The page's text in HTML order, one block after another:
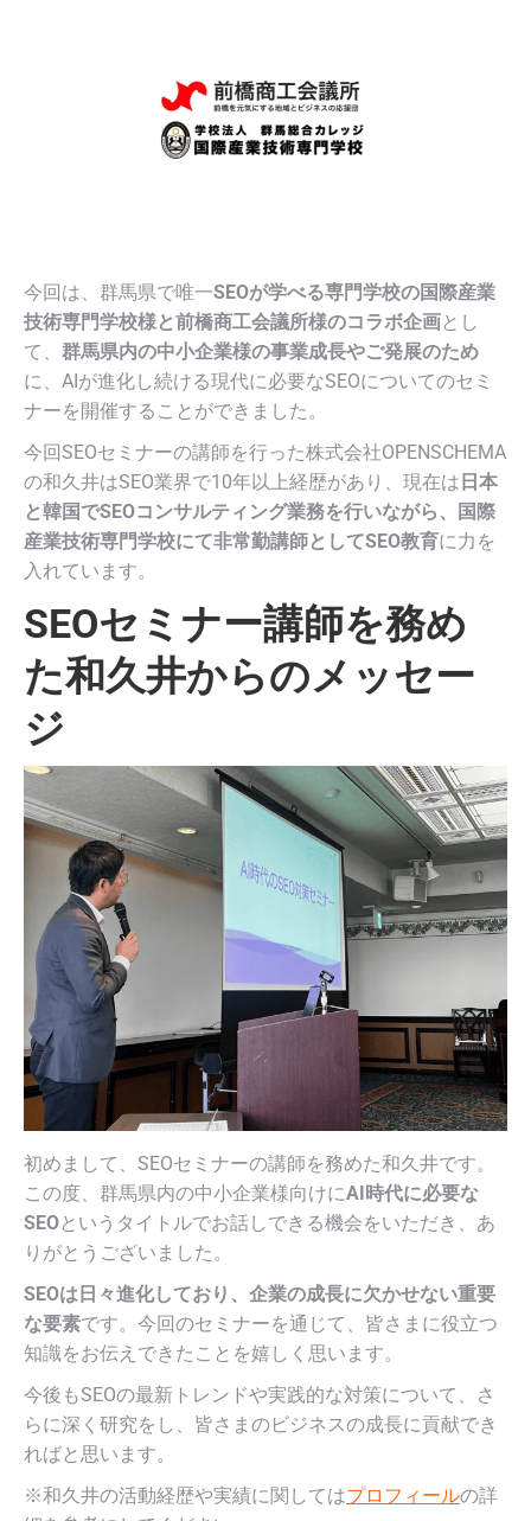
今回は、群馬県で唯一SEOが学べる専門学校の国際産業
技術専門学校様と前橋商工会議所様のコラボ企画とし
て、 群馬県内の中小企業様の事業成長やご発展のため
に、AIが進化し続ける現代に必要なSEOについてのセミ
ナーを開催することができました。
今回SEOセミナーの講師を行った株式会社OPENSCHEMA
の和久井はSEO業界で10年以上経歴があり、現在は 日本
と韓国でSEOコンサルティング業務を行いながら、国際
産業技術専門学校にて非常勤講師としてSEO教育に力を
入れています。
SEOセミナー講師を務め
た和久井からのメッセー
ジ
初めまして、SEOセミナーの講師を務めた和久井です。
この度、群馬県内の中小企業様向けにAI時代に必要な
SEOというタイトルでお話しできる機会をいただき、あ
りがとうございました。
SEOは日々進化しており、企業の成長に欠かせない重要
な要素です。今回のセミナーを通じて、皆さまに役立つ
知識をお伝えできたことを嬉しく思います。
今後もSEOの最新トレンドや実践的な対策について、さ
らに深く研究をし、皆さまのビジネスの成長に貢献でき
ればと思います。
※和久井の活動経歴や実績に関してはプロフィールの詳